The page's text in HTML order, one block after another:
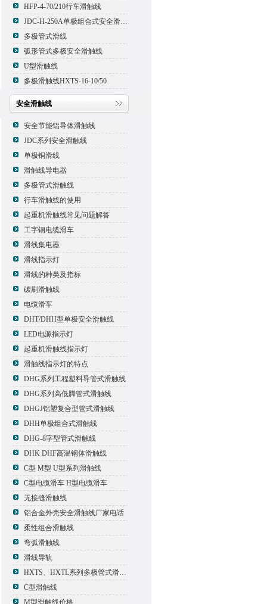
HFP-4-70/210行车滑触线
JDC-H-250A单极组合式安全滑触线
多极管式滑线
弧形管式多极安全滑触线
U型滑触线
多极滑触线HXTS-16-10/50
安全滑触线
安全节能铝导体滑触线
JDC系列安全滑触线
单极铜滑线
滑触线导电器
多极管式滑触线
行车滑触线的使用
起重机滑触线常见问题解答
工字钢电缆滑车
滑线集电器
滑线指示灯
滑线的种类及指标
碳刷滑触线
电缆滑车
DHT/DHH型单极安全滑触线
LED电源指示灯
起重机滑触线指示灯
滑触线指示灯的特点
DHG系列工程塑料导管式滑触线
DHG系列高低脚管式滑触线
DHGJ铝塑复合型管式滑触线
DHH单极组合式滑触线
DHG-8字型管式滑触线
DHK DHF高温钢体滑触线
C型 M型 U型系列滑触线
C型电缆滑车 H型电缆滑车
无接缝滑触线
铝合金外壳安全滑触线厂家电话
柔性组合滑触线
弯弧滑触线
滑线导轨
HXTS、HXTL系列多极管式滑触线报价
C型滑触线
M型滑触线价格